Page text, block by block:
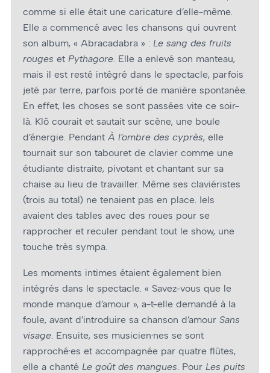
comme si elle était une caricature d’elle-même.
Elle a commencé avec les chansons qui ouvrent
son album, « Abracadabra » : Le sang des fruits
rouges et Pythagore. Elle a enlevé son manteau,
mais il est resté intégré dans le spectacle, parfois
jeté par terre, parfois porté de manière spontanée.
En effet, les choses se sont passées vite ce soir-
là. Klô courait et sautait sur scène, une boule
d’énergie. Pendant À l’ombre des cyprès, elle
tournait sur son tabouret de clavier comme une
étudiante distraite, pivotant et chantant sur sa
chaise au lieu de travailler. Même ses claviéristes
(trois au total) ne tenaient pas en place. Iels
avaient des tables avec des roues pour se
rapprocher et reculer pendant tout le show, une
touche très sympa.
Les moments intimes étaient également bien
intégrés dans le spectacle. « Savez-vous que le
monde manque d’amour », a-t-elle demandé à la
foule, avant d’introduire sa chanson d’amour Sans
visage . Ensuite, ses musicien·nes se sont
rapproché·es et accompagnée par quatre flûtes,
elle a chanté Le goût des mangues . Pour Les puits